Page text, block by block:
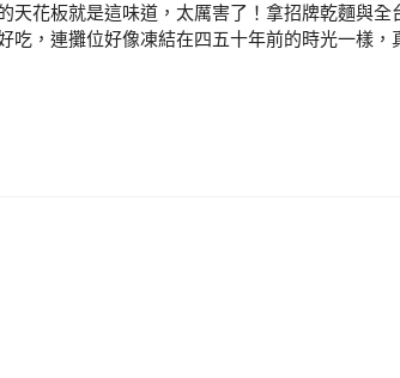
天花板就是這味道，太厲害了！拿招牌乾麵與全
吃，連攤位好像凍結在四五十年前的時光一樣，